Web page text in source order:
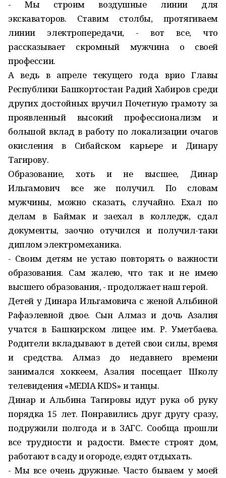
- Мы строим воздушные линии для
экскаваторов. Ставим столбы, протягиваем
линии электропередачи, - вот все, что
рассказывает скромный мужчина о своей
профессии.
А ведь в апреле текущего года врио Главы
Республики Башкортостан Радий Хабиров среди
других достойных вручил Почетную грамоту за
проявленный высокий профессионализм и
большой вклад в работу по локализации очагов
окисления в Сибайском карьере и Динару
Тагирову.
Образование, хоть и не высшее, Динар
Ильгамович все же получил. По словам
мужчины, можно сказать, случайно. Ехал по
делам в Баймак и заехал в колледж, сдал
документы, заочно отучился и получил-таки
диплом электромеханика.
- Своим детям не устаю повторять о важности
образования. Сам жалею, что так и не имею
высшего образования, - продолжает наш герой.
Детей у Динара Ильгамовича с женой Альбиной
Рафаэлевной двое. Сын Алмаз и дочь Азалия
учатся в Башкирском лицее им. Р. Уметбаева.
Родители вкладывают в детей свои силы, время
и средства. Алмаз до недавнего времени
занимался хоккеем, Азалия посещает Школу
телевидения «MEDIA KIDS» и танцы.
Динар и Альбина Тагировы идут рука об руку
порядка 15 лет. По­нравились друг другу сразу,
подружили полгода и в ЗАГС. Сообща прошли
все трудности и радости. Вместе строят дом,
работают в саду и огороде, ездят отдыхать.
- Мы все очень дружные. Ча­сто бываем у моей